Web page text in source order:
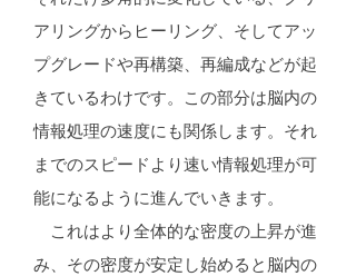
アリングからヒーリング、そしてアッ
プグレードや再構築、再編成などが起
きているわけです。この部分は脳内の
情報処理の速度にも関係します。それ
までのスピードより速い情報処理が可
能になるように進んでいきます。
これはより全体的な密度の上昇が進
み、その密度が安定し始めると脳内の